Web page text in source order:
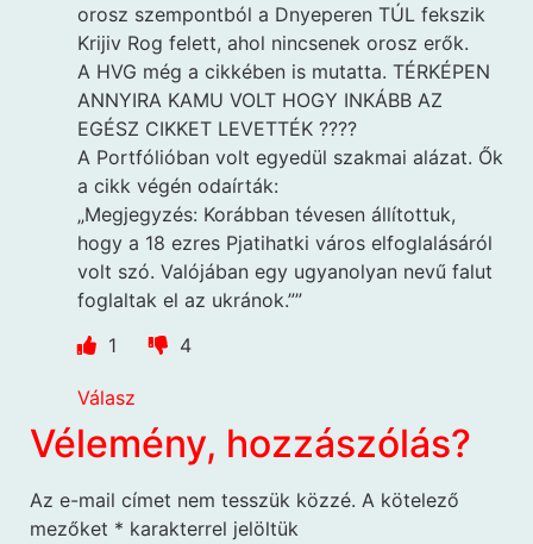
orosz szempontból a Dnyeperen TÚL fekszik
Krijiv Rog felett, ahol nincsenek orosz erők.
A HVG még a cikkében is mutatta. TÉRKÉPEN
ANNYIRA KAMU VOLT HOGY INKÁBB AZ
EGÉSZ CIKKET LEVETTÉK ????
A Portfólióban volt egyedül szakmai alázat. Ők
a cikk végén odaírták:
„Megjegyzés: Korábban tévesen állítottuk,
hogy a 18 ezres Pjatihatki város elfoglalásáról
volt szó. Valójában egy ugyanolyan nevű falut
foglaltak el az ukránok.””
1
4
Válasz
Vélemény, hozzászólás?
Az e-mail címet nem tesszük közzé. A kötelező
mezőket * karakterrel jelöltük